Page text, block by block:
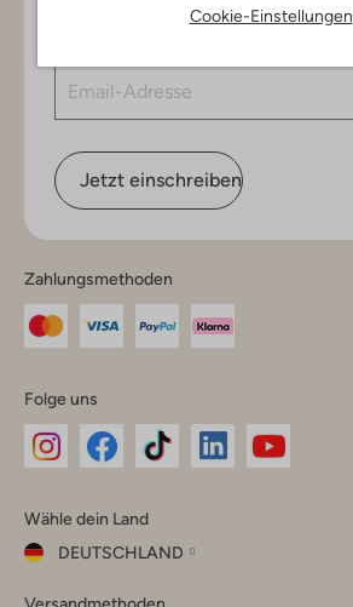
Cookie-Einstellungen
Jetzt einschreiben
Zahlungsmethoden
Folge uns
Instagram
Facebook
TikTok
Wähle dein Land
DEUTSCHLAND